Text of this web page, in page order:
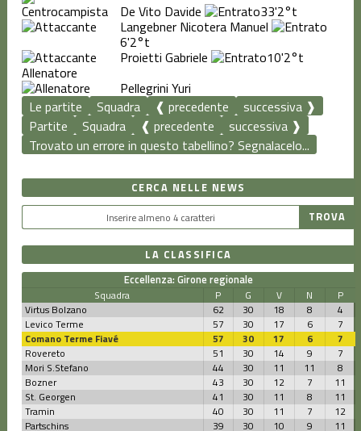
De Vito Davide
33'2°t
Langebner Nicotera Manuel
6'2°t
Proietti Gabriele 10'2°t
Allenatore
Pellegrini Yuri
Le partite
Squadra ❰ precedente
successiva ❱
Partite
Squadra ❰ precedente
successiva ❱
Trovato un errore in questo tabellino? Segnalacelo...
CERCA NELLE NEWS
LA CLASSIFICA
Eccellenza: Girone regionale
Squadra P G V N
P
Virtus Bolzano
62 30 18 8
4
Levico Terme
57 30 17 6
7
Comano Terme Fiavé
57 30 17 6
7
Rovereto
51 30 14 9
7
Mori S.Stefano
44 30 11 11
8
Bozner
43 30 12 7
11
St. Georgen
41 30 11 8
11
Tramin
40 30 11 7
12
Partschins
39 30 10 9 11